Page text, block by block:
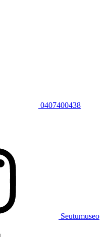
0407400438
Seutumuseo